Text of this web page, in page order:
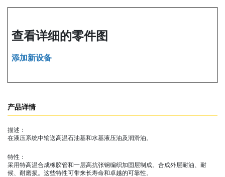
查看详细的零件图
添加新设备
产品详情
描述：
在液压系统中输送高温石油基和水基液压油及润滑油。
特性：
采用特高温合成橡胶管和一层高抗张钢编织加固层制成。合成外层耐油、耐
候、耐磨损。这些特性可带来长寿命和卓越的可靠性。